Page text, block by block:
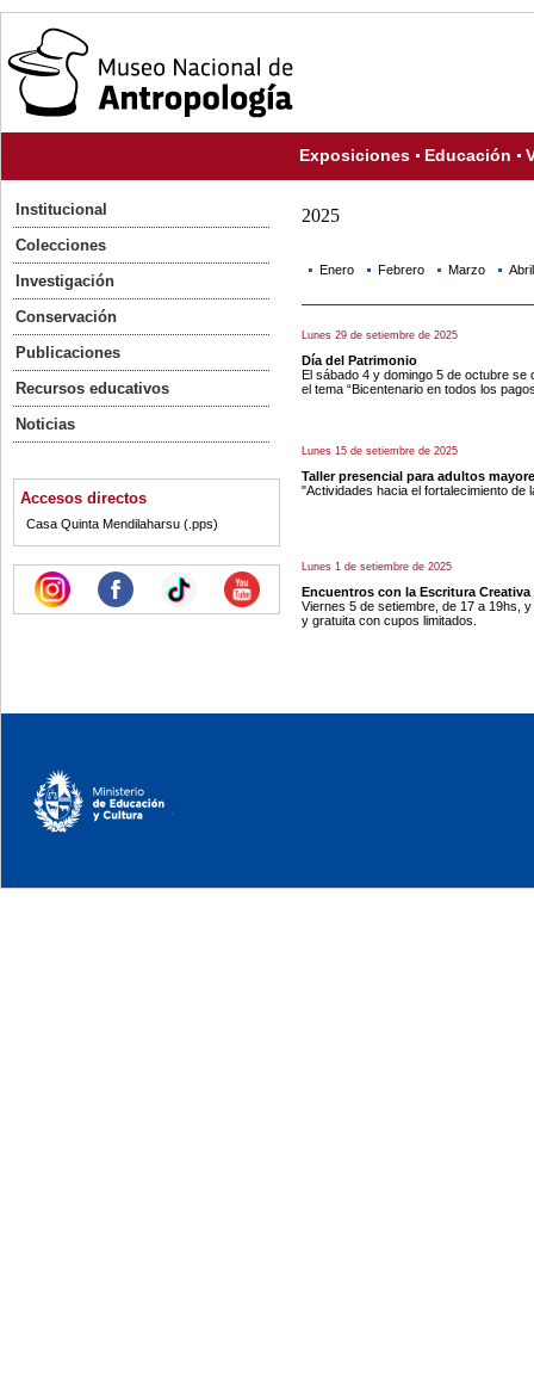
Exposiciones Educación
Institucional
Colecciones
Investigación
Conservación
Publicaciones
Recursos educativos
Noticias
Accesos directos
Casa Quinta Mendilaharsu (.pps)
2025
Enero Febrero Marzo Abril
Lunes 29 de setiembre de 2025
Día del Patrimonio
El sábado 4 y domingo 5 de octubre
el tema “Bicentenario en todos los
Lunes 15 de setiembre de 2025
Taller presencial para adultos
"Actividades hacia el fortalecimiento de
Lunes 1 de setiembre de 2025
Encuentros con la Escritura Creativa
Viernes 5 de setiembre, de 17 a 19hs,
y gratuita con cupos limitados.